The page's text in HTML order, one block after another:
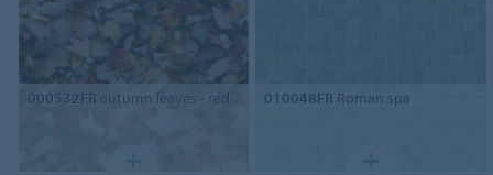
000532FR autumn leaves - red 010048FR Roman spa